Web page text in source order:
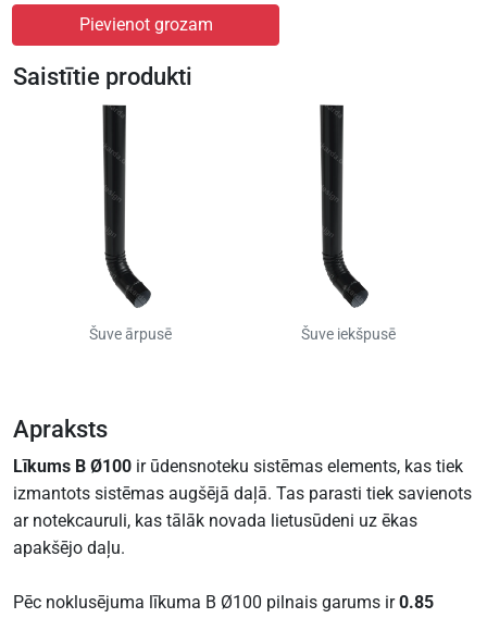
Pievienot grozam
Saistītie produkti
Šuve ārpusē Šuve iekšpusē
Apraksts
Līkums B Ø100 ir ūdensnoteku sistēmas elements, kas tiek
izmantots sistēmas augšējā daļā. Tas parasti tiek savienots
ar notekcauruli, kas tālāk novada lietusūdeni uz ēkas
apakšējo daļu.
Pēc noklusējuma līkuma B Ø100 pilnais garums ir0.85